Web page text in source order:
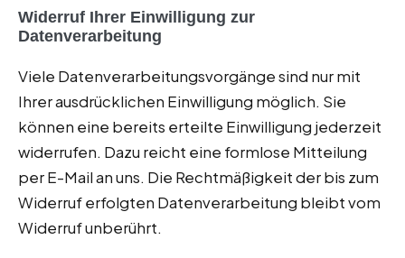
Widerruf Ihrer Einwilligung zur
Datenverarbeitung
Viele Datenverarbeitungsvorgänge sind nur mit
Ihrer ausdrücklichen Einwilligung möglich. Sie
können eine bereits erteilte Einwilligung jederzeit
widerrufen. Dazu reicht eine formlose Mitteilung
per E-Mail an uns. Die Rechtmäßigkeit der bis zum
Widerruf erfolgten Datenverarbeitung bleibt vom
Widerruf unberührt.